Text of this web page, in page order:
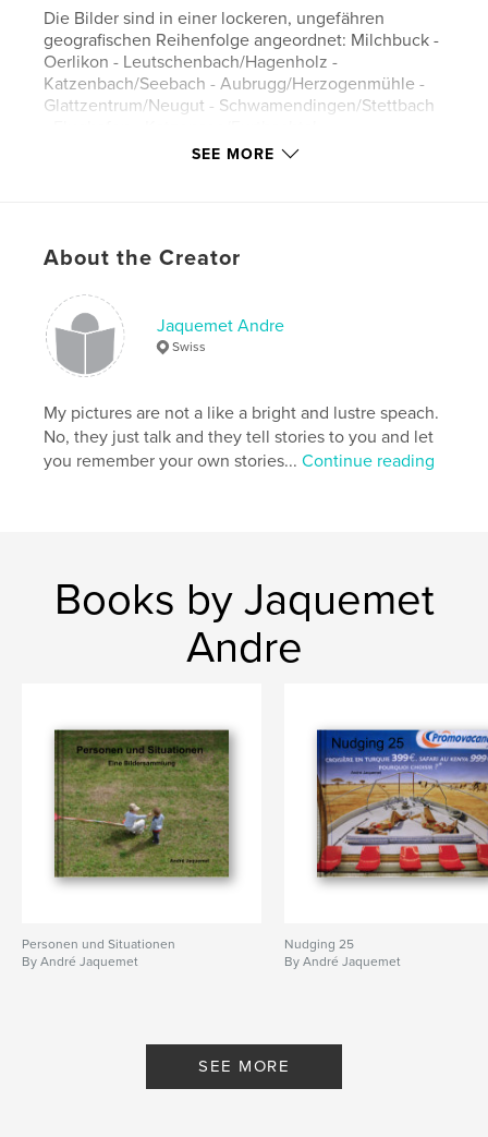
Die Bilder sind in einer lockeren, ungefähren
geografischen Reihenfolge angeordnet: Milchbuck -
Oerlikon - Leutschenbach/Hagenholz -
Katzenbach/Seebach - Aubrugg/Herzogenmühle -
Glattzentrum/Neugut - Schwamendingen/Stettbach
sie erzählen Geschichten und lassen Raum für Ihre
Erfahrungen.
Author website
http://www.jaquemet.ch
Features & Details
Publish Date:Sep 10, 2015
Photos
SEE MORE
About the Creator
Jaquemet Andre
Swiss
My pictures are not a like a bright and lustre speach.
No, they just talk and they tell stories to you and let
you remember your own stories...Continue reading
Books by Jaquemet
Andre
Personen und Situationen
By André Jaquemet
Nudging 25
By André Jaquemet
SEE MORE